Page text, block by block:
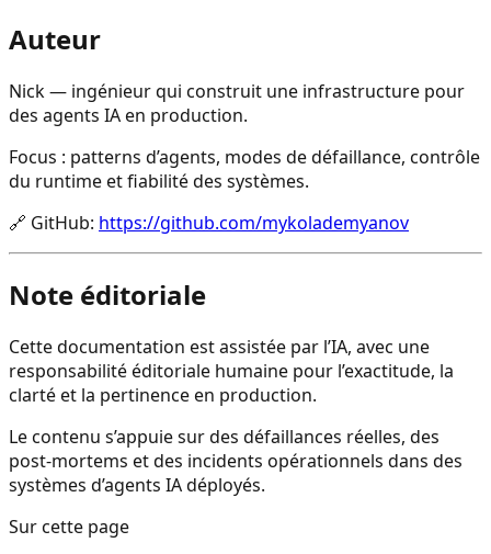
Auteur
Nick — ingénieur qui construit une infrastructure pour
des agents IA en production.
Focus : patterns d’agents, modes de défaillance, contrôle
du runtime et fiabilité des systèmes.
🔗 GitHub: https://github.com/mykolademyanov
Note éditoriale
Cette documentation est assistée par l’IA, avec une
responsabilité éditoriale humaine pour l’exactitude, la
clarté et la pertinence en production.
Le contenu s’appuie sur des défaillances réelles, des
post-mortems et des incidents opérationnels dans des
systèmes d’agents IA déployés.
Sur cette page